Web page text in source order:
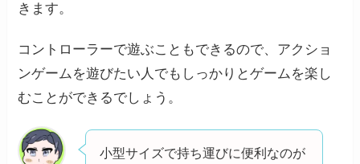
きます。
コントローラーで遊ぶこともできるので、アクショ
ンゲームを遊びたい人でもしっかりとゲームを楽し
むことができるでしょう。
小型サイズで持ち運びに便利なのが